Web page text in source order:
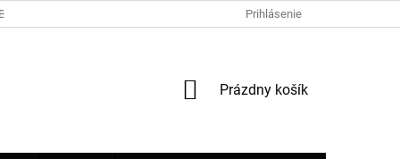
PODMIENKY ODSTÚPENIE OD ZMLUVY
Prihlásenie
NÁKUPNÝ
Prázdny košík